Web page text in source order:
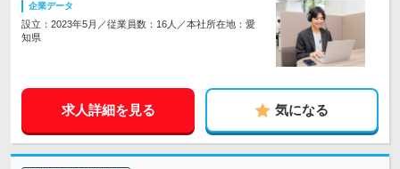
企業データ
設立：2023年5月／従業員数：16人／本社所在地：愛
知県
求人詳細を見る 気になる